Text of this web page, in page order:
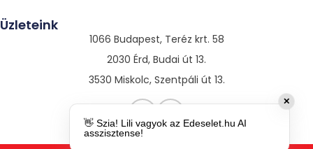
Üzleteink
1066 Budapest, Teréz krt. 58
2030 Érd, Budai út 13.
3530 Miskolc, Szentpáli út 13.
✕
👋 Szia! Lili vagyok az Edeselet.hu AI
asszisztense!